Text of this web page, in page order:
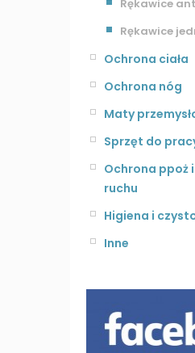
Rękawice
Rękawice
Ochrona ciała
Ochrona nóg
Maty
Sprzęt do
Ochrona ppoż
ruchu
Higiena i
Inne